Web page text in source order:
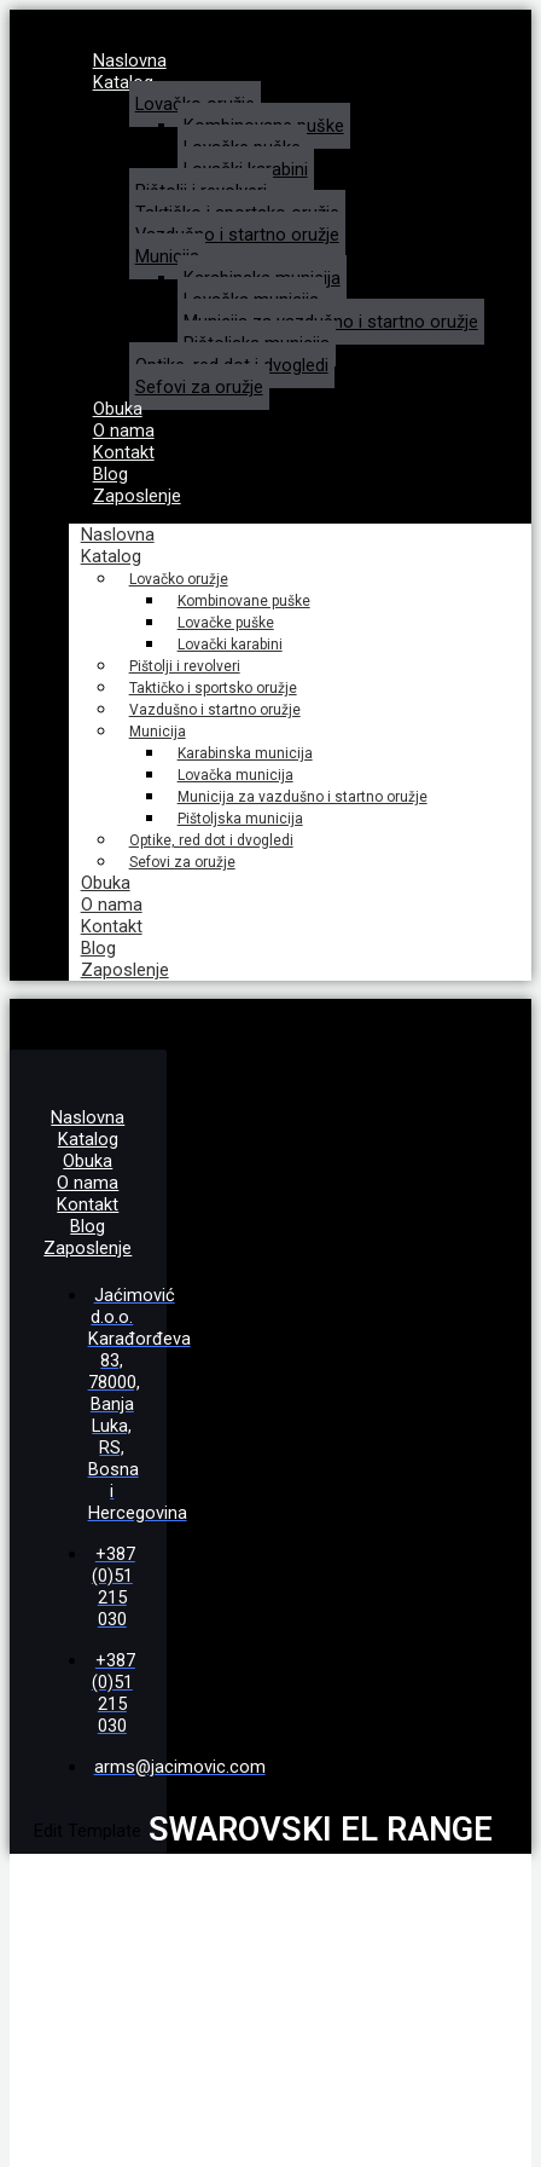
Naslovna
Katalog
Lovačko oružje
Kombinovane puške
Lovačke puške
Lovački karabini
Pištolji i revolveri
Taktičko i sportsko oružje
Vazdušno i startno oružje
Municija
Karabinska municija
Lovačka municija
Municija za vazdušno i startno oružje
Pištoljska municija
Optike, red dot i dvogledi
Sefovi za oružje
Obuka
O nama
Kontakt
Blog
Zaposlenje
Naslovna
Katalog
Lovačko oružje
Kombinovane puške
Lovačke puške
Lovački karabini
Pištolji i revolveri
Taktičko i sportsko oružje
Vazdušno i startno oružje
Municija
Karabinska municija
Lovačka municija
Municija za vazdušno i startno oružje
Pištoljska municija
Optike, red dot i dvogledi
Sefovi za oružje
Obuka
O nama
Kontakt
Blog
Zaposlenje
Naslovna
Katalog
Obuka
O nama
Kontakt
Blog
Zaposlenje
Jaćimović
d.o.o.
Karađorđeva
83,
78000,
Banja
Luka,
RS,
Bosna
i
Hercegovina
+387
(0)51
215
030
+387
(0)51
215
030
arms@jacimovic.com
Edit Template SWAROVSKI EL RANGE